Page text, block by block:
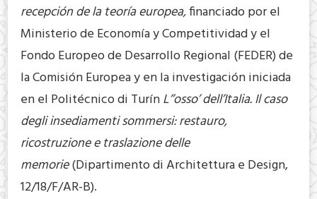
recepción de la teoría europea,financiado por el
Ministerio de Economía y Competitividad y el
Fondo Europeo de Desarrollo Regional (FEDER) de
la Comisión Europea y en la investigación iniciada
en el Politécnico di TurínL’’osso’ dell’Italia. Il caso
degli insediamenti sommersi: restauro,
ricostruzione e traslazione delle
memorie(Dipartimento di Architettura e Design,
12/18/F/AR-B).